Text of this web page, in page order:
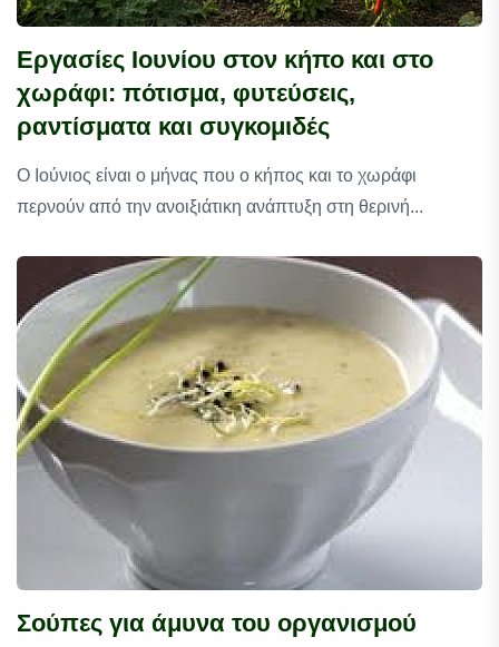
Εργασίες Ιουνίου στον κήπο και στο
χωράφι: πότισμα, φυτεύσεις,
ραντίσματα και συγκομιδές
Ο Ιούνιος είναι ο μήνας που ο κήπος και το χωράφι
περνούν από την ανοιξιάτικη ανάπτυξη στη θερινή...
Σούπες για άμυνα του οργανισμού